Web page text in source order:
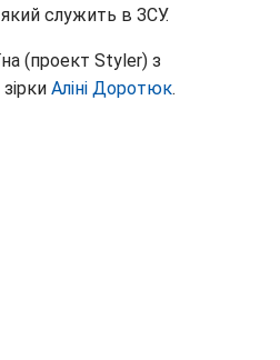
служить в ЗСУ.
(проект Styler) з
Аліні Доротюк.